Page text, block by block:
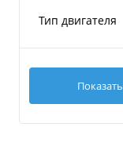
Тип двигателя
Показать